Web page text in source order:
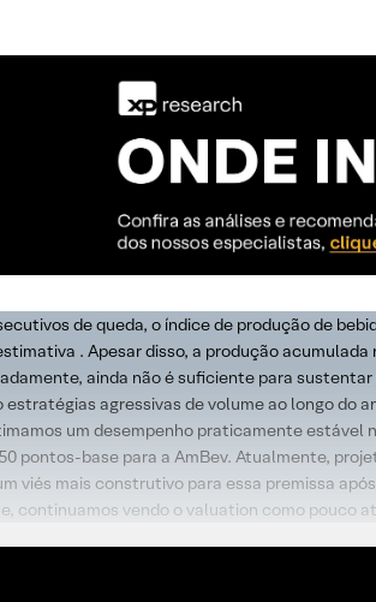
de queda, o índice de produção de
. Apesar disso, a produção
ainda não é suficiente para
agressivas de volume ao longo do
um desempenho praticamente estável
pontos-base para a AmBev. Atualmente,
viés mais construtivo para essa premissa
continuamos vendo o valuation como pouco